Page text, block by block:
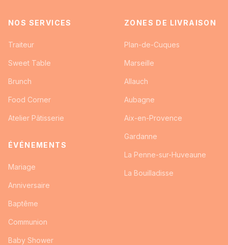
NOS SERVICES
Traiteur
Sweet Table
Brunch
Food Corner
Atelier Pâtisserie
ÉVÉNEMENTS
Mariage
Anniversaire
Baptême
Communion
Baby Shower
ZONES DE LIVRAISON
Plan-de-Cuques
Marseille
Allauch
Aubagne
Aix-en-Provence
Gardanne
La Penne-sur-Huveaune
La Bouilladisse